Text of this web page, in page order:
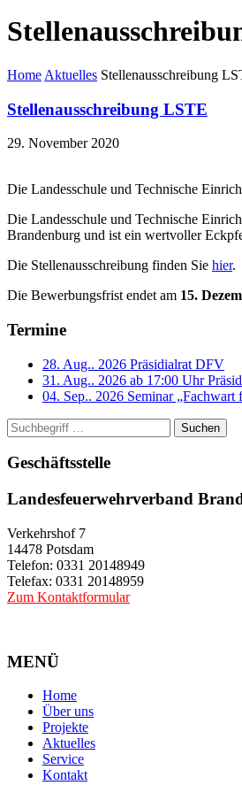
Home Aktuelles Stellenausschreibung
Stellenausschreibung LSTE
29. November 2020
Die Landesschule und Technische
Die Landesschule und Technische
Brandenburg und ist ein wertvoller
Die Stellenausschreibung finden Sie hier.
Die Bewerbungsfrist endet am 15.
Termine
28. Aug.. 2026 Präsidialrat DFV
31. Aug.. 2026 ab 17:00 Uhr
04. Sep.. 2026 Seminar „Fachwart
Suchen
Geschäftsstelle
Landesfeuerwehrverband
Verkehrshof 7
14478 Potsdam
Telefon: 0331 20148949
Telefax: 0331 20148959
Zum Kontaktformular
MENÜ
Home
Über uns
Projekte
Aktuelles
Service
Kontakt